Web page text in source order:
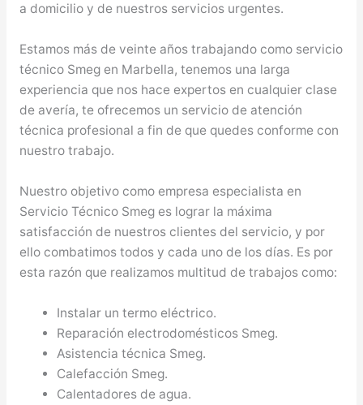
a domicilio y de nuestros servicios urgentes.
Estamos más de veinte años trabajando como servicio
técnico Smeg en Marbella, tenemos una larga
experiencia que nos hace expertos en cualquier clase
de avería, te ofrecemos un servicio de atención
técnica profesional a fin de que quedes conforme con
nuestro trabajo.
Nuestro objetivo como empresa especialista en
Servicio Técnico Smeg es lograr la máxima
satisfacción de nuestros clientes del servicio, y por
ello combatimos todos y cada uno de los días. Es por
esta razón que realizamos multitud de trabajos como:
Instalar un termo eléctrico.
Reparación electrodomésticos Smeg.
Asistencia técnica Smeg.
Calefacción Smeg.
Calentadores de agua.